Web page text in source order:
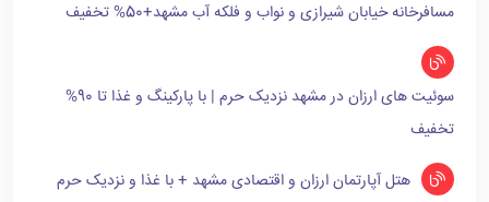
مسافرخانه خیابان شیرازی و نواب و فلکه آب مشهد+50% تخفیف
سوئیت های ارزان در مشهد نزدیک حرم | با پارکینگ و غذا تا 90%
تخفیف
هتل آپارتمان ارزان و اقتصادی مشهد + با غذا و نزدیک حرم